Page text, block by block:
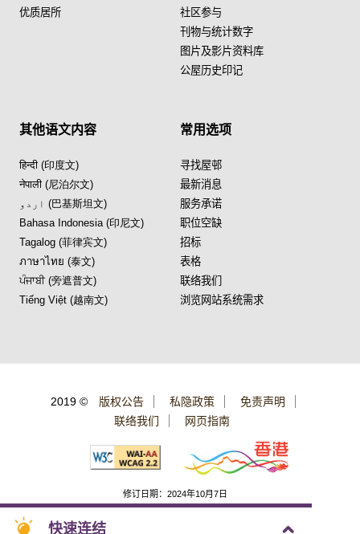
快速连结
优质居所
社区参与
刊物与统计数字
图片及影片资料库
公屋历史印记
其他语文内容
हिन्दी (印度文)
नेपाली (尼泊尔文)
اردو (巴基斯坦文)
Bahasa Indonesia (印尼文)
Tagalog (菲律宾文)
ภาษาไทย (泰文)
ਪੰਜਾਬੀ (旁遮普文)
Tiếng Việt (越南文)
常用选项
寻找屋邨
最新消息
服务承诺
职位空缺
招标
表格
联络我们
浏览网站系统需求
2019 © 版权公告 私隐政策
免责声明
联络我们
网页指南
修订日期：2024年10月7日